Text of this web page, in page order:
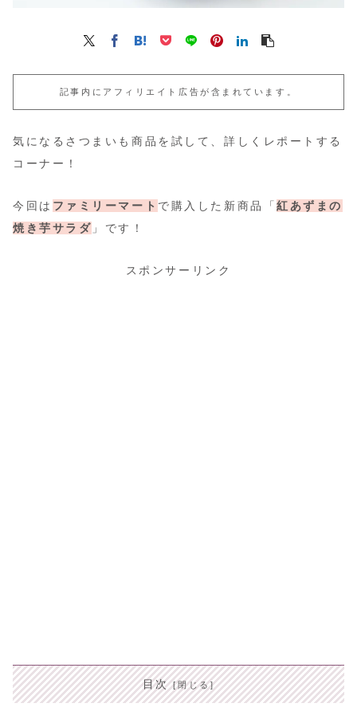
記事内にアフィリエイト広告が含まれています。
気になるさつまいも商品を試して、詳しくレポートする
コーナー！
今回は ファミリーマート で購入した新商品「紅あずまの
焼き芋サラダ 」です！
スポンサーリンク
目次